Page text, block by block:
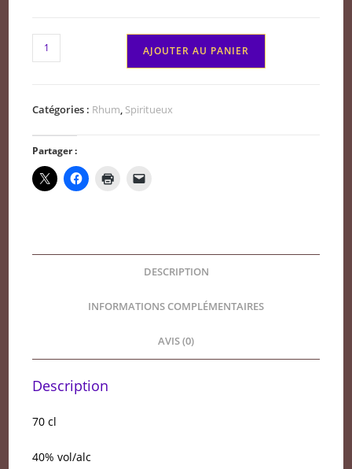
quantité
de
ans
AJOUTER AU PANIER
Catégories : Rhum Spiritueux
Partager :
DESCRIPTION
INFORMATIONS COMPLÉMENTAIRES
AVIS (0)
Description
70 cl
40% vol/alc